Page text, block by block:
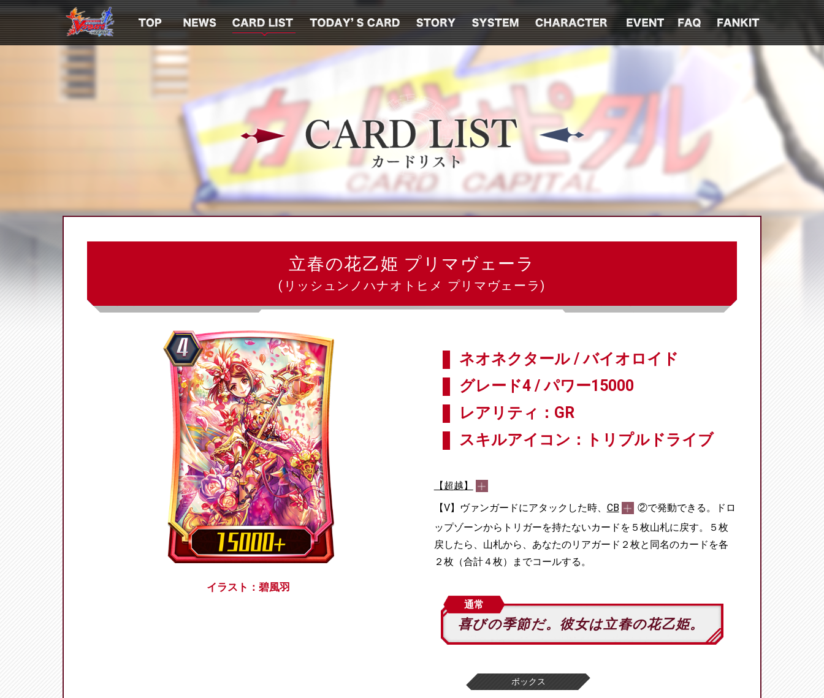
立春の花乙姫 プリマヴェーラ
(リッシュンノハナオトヒメ プリマヴェーラ)
イラスト：碧風羽
ネオネクタール / バイオロイド
グレード4 / パワー15000
レアリティ：GR
スキルアイコン：トリプルドライブ
【超越】
【V】ヴァンガードにアタックした時、 CB
②で発動できる。ドロ
ップゾーンからトリガーを持たないカードを５枚山札に戻す。５枚
戻したら、山札から、あなたのリアガード２枚と同名のカードを各
２枚（合計４枚）までコールする。
通常
喜びの季節だ。彼女は立春の花乙姫。
ボックス